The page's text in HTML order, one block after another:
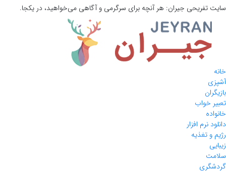
سایت تفریحی جیران: هر آنچه برای سرگرمی و آگاهی می‌خواهید، در یکجا.
خانه
آشپزی
بازیگران
تعبیر خواب
خانواده
دانلود نرم افزار
رژیم و تغذیه
زیبایی
سلامت
گردشگری